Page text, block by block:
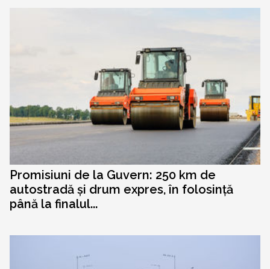
Promisiuni de la Guvern: 250 km de
autostradă și drum expres, în folosință
până la finalul...